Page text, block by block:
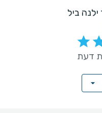
ילנה ביל